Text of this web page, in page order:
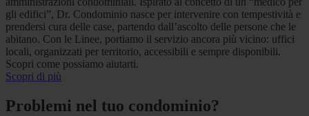
gli edifici”, Dr. Condominio nasce per intervenire con tempestività e
prendersi cura delle case, partendo dall’ascolto delle persone che le
abitano. Con le Linee, portiamo il servizio ancora più vicino: uffici
locali, organizzati per territorio, accessibili e sempre disponibili.
Scopri come possiamo aiutarti.
Scopri di più
Problemi nel tuo condominio?